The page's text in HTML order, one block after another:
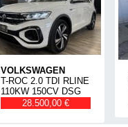
VOLKSWAGEN
T-ROC 2.0 TDI RLINE
110KW 150CV DSG
28.500,00 €